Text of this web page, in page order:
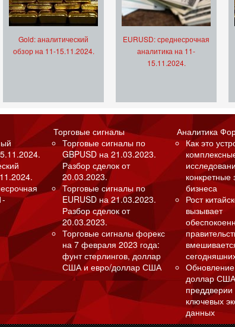
Gold: аналитический
обзор на 11-15.11.2024.
EURUSD: среднесрочная
аналитика на 11-
15.11.2024.
Торговые сигналы
Торговые сигналы по
GBPUSD на 21.03.2023.
Разбор сделок от
20.03.2023.
Торговые сигналы по
EURUSD на 21.03.2023.
Разбор сделок от
20.03.2023.
Торговые сигналы форекс
на 7 февраля 2023 года:
фунт стерлингов, доллар
США и евро/доллар США
Аналитика
Как это
конкретные
бизнеса
Рост
вызывает
доллар США
ключевых
данных